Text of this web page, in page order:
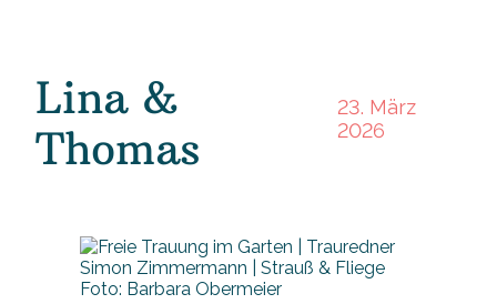
Lina &
Thomas
23. März
2026
Foto: Barbara Obermeier